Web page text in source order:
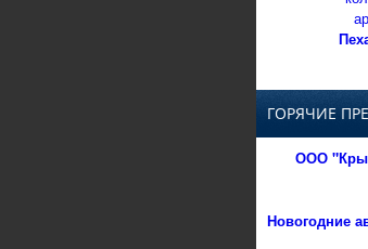
ГОРЯЧИЕ
ООО
Новогодние